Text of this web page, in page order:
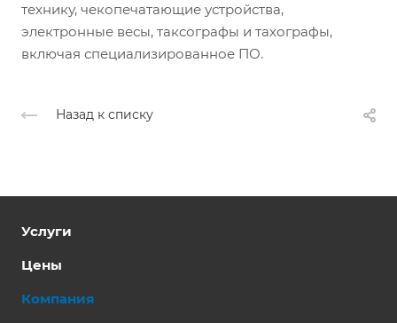
технику, чекопечатающие устройства,
электронные весы, таксографы и тахографы,
включая специализированное ПО.
Назад к списку
Услуги
Цены
Компания